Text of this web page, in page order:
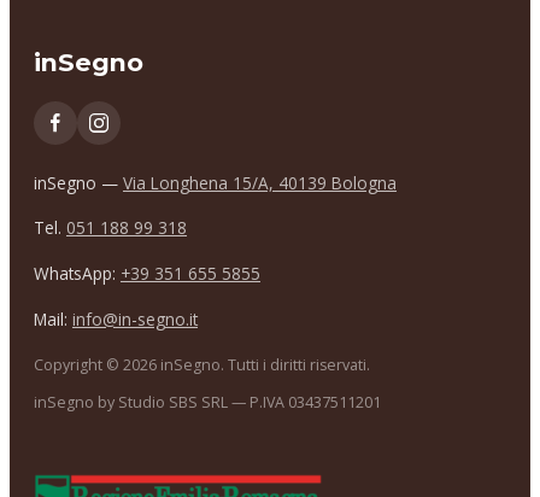
inSegno
inSegno — Via Longhena 15/A, 40139 Bologna
Tel. 051 188 99 318
WhatsApp: +39 351 655 5855
Mail: info@in-segno.it
Copyright © 2026 inSegno. Tutti i diritti riservati.
inSegno by Studio SBS SRL — P.IVA 03437511201